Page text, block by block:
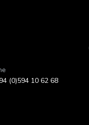
(0)594 10 62 68